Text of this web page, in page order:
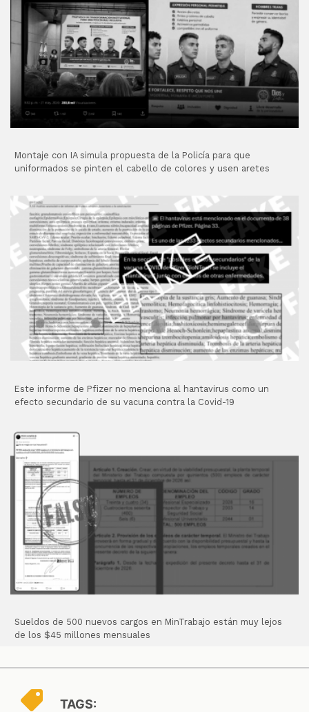
Montaje con IA simula propuesta de la Policía para que
uniformados se pinten el cabello de colores y usen aretes
Este informe de Pfizer no menciona al hantavirus como un
efecto secundario de su vacuna contra la Covid-19
Sueldos de 500 nuevos cargos en MinTrabajo están muy lejos
de los $45 millones mensuales
TAGS: